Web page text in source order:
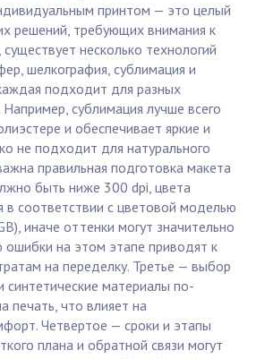
принтом — это целый
решений, требующих внимания к
несколько технологий
шелкография, сублимация и
подходит для разных
сублимация лучше всего
и обеспечивает яркие и
не подходит для натурального
правильная подготовка макета
быть ниже 300 dpi, цвета
в соответствии с цветовой моделью
иначе оттенки могут значительно
ошибки на этом этапе приводят к
на переделку. Третье — выбор
синтетические материалы по-
печать, что влияет на
Четвертое — сроки и этапы
плана и обратной связи могут